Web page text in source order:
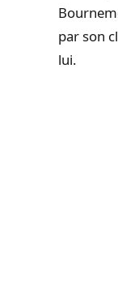
par son
lui.